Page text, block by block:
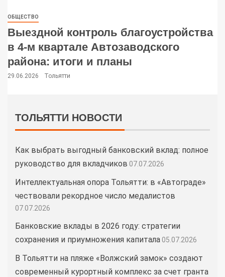
ОБЩЕСТВО
Выездной контроль благоустройства
в 4-м квартале Автозаводского
района: итоги и планы
29.06.2026 Тольятти
ТОЛЬЯТТИ НОВОСТИ
Как выбрать выгодный банковский вклад: полное
руководство для вкладчиков 07.07.2026
Интеллектуальная опора Тольятти: в «Автограде»
чествовали рекордное число медалистов
07.07.2026
Банковские вклады в 2026 году: стратегии
сохранения и приумножения капитала05.07.2026
В Тольятти на пляже «Волжский замок» создают
современный курортный комплекс за счет гранта